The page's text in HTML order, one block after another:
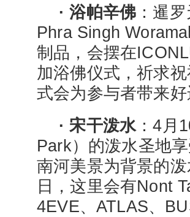
· 浴帕辛佛 ：暹
Phra Singh
制品，会摆在
加浴佛仪式，祈求
式会为参与者带来好
· 宋干泼水：4月
Park）的泼水圣地
南河美景为背景的
日，这里会有Nont
4EVE、ATLAS、